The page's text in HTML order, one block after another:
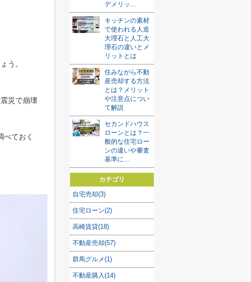
う。
災で崩壊
ておく
デメリッ...
キッチンの素材
で使われる人造
大理石と人工大
理石の違いとメ
リットとは
住みながら不動
産売却する方法
とは？メリット
や注意点につい
て解説
セカンドハウス
ローンとは？一
般的な住宅ロー
ンの違いや審査
基準に...
カテゴリ
自宅売却(3)
住宅ローン(2)
高崎賃貸(18)
不動産売却(57)
群馬グルメ(1)
不動産購入(14)